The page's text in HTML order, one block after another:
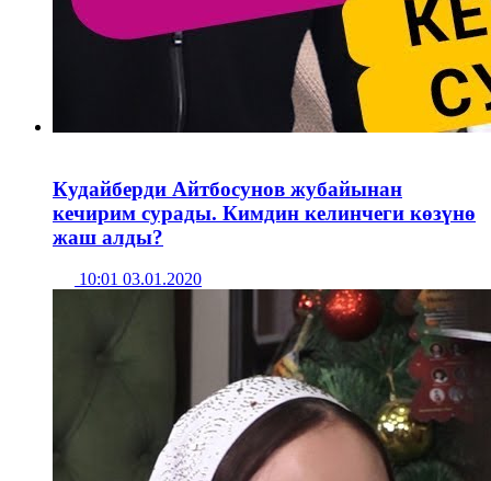
Кудайберди Айтбосунов жубайынан
кечирим сурады. Кимдин келинчеги көзүнө
жаш алды?
10:01 03.01.2020